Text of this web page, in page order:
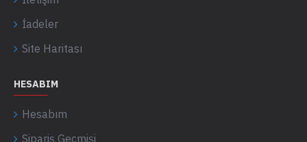
İadeler
Site Haritası
HESABIM
Hesabım
Sipariş Geçmişi